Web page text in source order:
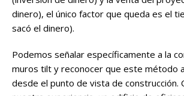
dinero), el único factor que queda es el
sacó el dinero).
Podemos señalar específicamente a la
muros tilt y reconocer que este método
desde el punto de vista de construcción.